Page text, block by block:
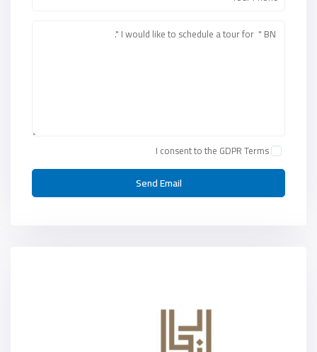
I consent to the GDPR Terms